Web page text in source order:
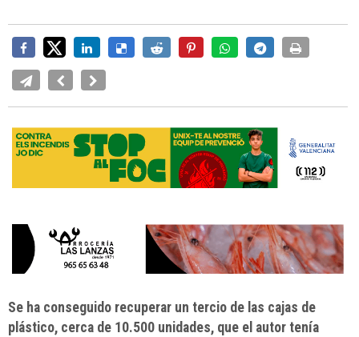
Se ha conseguido recuperar un tercio de las cajas de
plástico, cerca de 10.500 unidades, que el autor tenía